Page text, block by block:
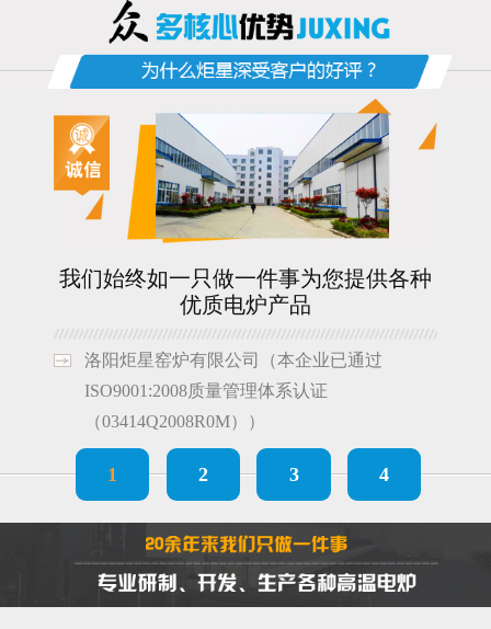
我们始终如一只做一件事为您提供各种
优质电炉产品
洛阳炬星窑炉有限公司（本企业已通过
ISO9001:2008质量管理体系认证
（03414Q2008R0M））
1 2 3 4